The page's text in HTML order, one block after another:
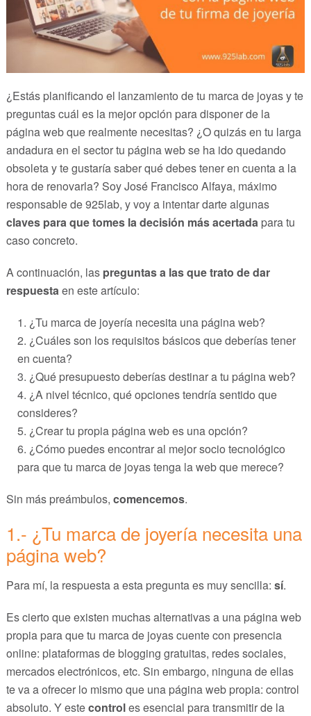
¿Estás planificando el lanzamiento de tu marca de joyas y te
preguntas cuál es la mejor opción para disponer de la
página web que realmente necesitas? ¿O quizás en tu larga
andadura en el sector tu página web se ha ido quedando
obsoleta y te gustaría saber qué debes tener en cuenta a la
hora de renovarla? Soy José Francisco Alfaya, máximo
responsable de 925lab, y voy a intentar darte algunas
claves para que tomes la decisión más acertadapara tu
caso concreto.
A continuación, las preguntas a las que trato de dar
respuestaen este artículo:
¿Tu marca de joyería necesita una página web?
¿Cuáles son los requisitos básicos que deberías tener
en cuenta?
¿Qué presupuesto deberías destinar a tu página web?
¿A nivel técnico, qué opciones tendría sentido que
consideres?
¿Crear tu propia página web es una opción?
¿Cómo puedes encontrar al mejor socio tecnológico
para que tu marca de joyas tenga la web que merece?
Sin más preámbulos, comencemos.
1.- ¿Tu marca de joyería necesita una
página web?
Para mí, la respuesta a esta pregunta es muy sencilla: sí.
Es cierto que existen muchas alternativas a una página web
propia para que tu marca de joyas cuente con presencia
online: plataformas de blogging gratuitas, redes sociales,
mercados electrónicos, etc. Sin embargo, ninguna de ellas
te va a ofrecer lo mismo que una página web propia: control
absoluto. Y estecontroles esencial para transmitir de la